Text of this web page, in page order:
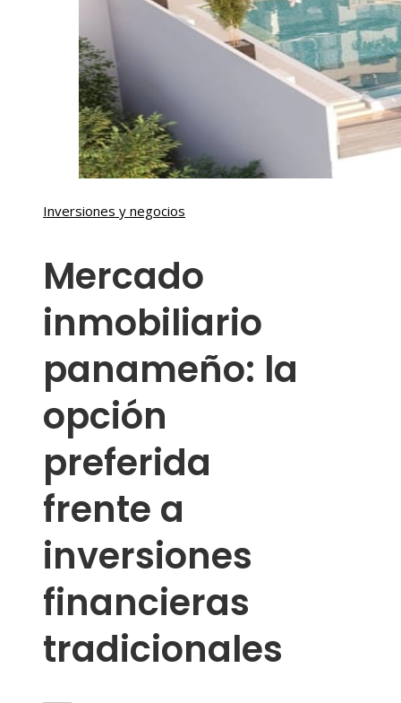
Inversiones y negocios
Mercado
inmobiliario
panameño: la
opción
preferida
frente a
inversiones
financieras
tradicionales